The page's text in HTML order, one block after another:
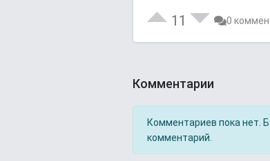
11 0
Комментарии
Комментариев пока нет.
комментарий.